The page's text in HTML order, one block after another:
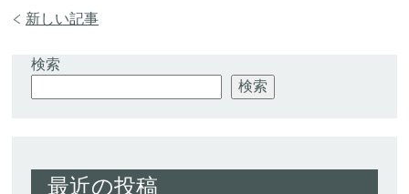
新しい記事
検索
検索
最近の投稿